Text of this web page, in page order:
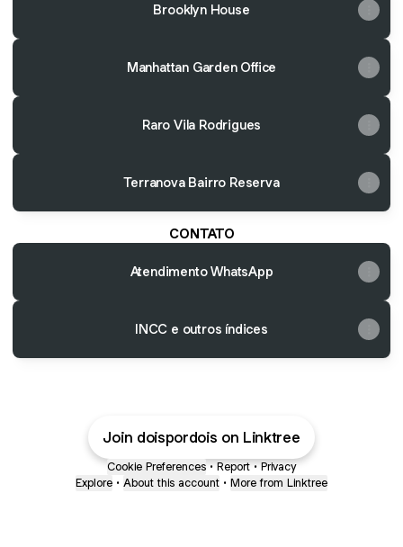
Brooklyn House
Manhattan Garden Office
Raro Vila Rodrigues
Terranova Bairro Reserva
CONTATO
Atendimento WhatsApp
INCC e outros índices
Join doispordois on Linktree
Cookie Preferences • Report • Privacy
Explore • About this account • More from Linktree